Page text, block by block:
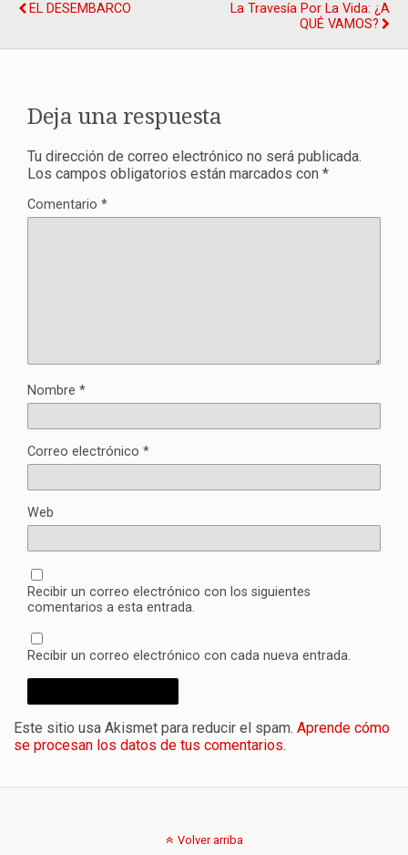
EL DESEMBARCO
La Travesía Por La Vida: ¿A
QUÉ VAMOS?
Deja una respuesta
Tu dirección de correo electrónico no será publicada.
Los campos obligatorios están marcados con *
Comentario *
Nombre *
Correo electrónico *
Web
Recibir un correo electrónico con los siguientes
comentarios a esta entrada.
Recibir un correo electrónico con cada nueva entrada.
Este sitio usa Akismet para reducir el spam. Aprende cómo
se procesan los datos de tus comentarios.
Volver arriba